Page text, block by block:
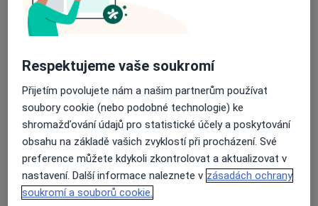
Dostupnost
Na této adrese online kalendář není aktivní
Co mám v takové situaci udělat?
Způsoby platby (soukromé návštěvy)
Na teto adrese lékař přijímá pacienty na pojišťovnu
Detaily
Respektujeme vaše soukromí
Přijetím povolujete nám a našim partnerům používat
soubory cookie (nebo podobné technologie) ke
shromažďování údajů pro statistické účely a poskytování
obsahu na základě vašich zvyklostí při procházení. Své
preference můžete kdykoli zkontrolovat a aktualizovat v
nastavení. Další informace naleznete v zásadách ochrany
soukromí a souborů cookie.